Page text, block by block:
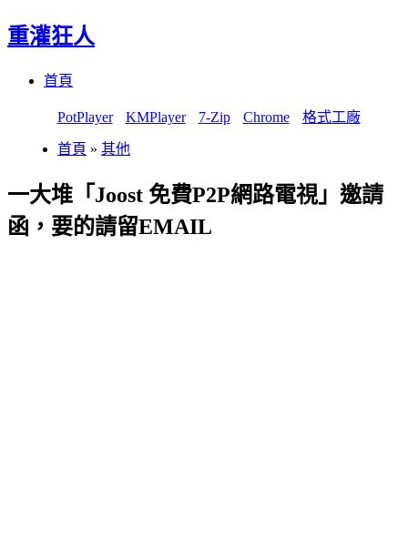
重灌狂人
首頁
PotPlayer KMPlayer 7-Zip Chrome 格式工廠
首頁 » 其他
一大堆「Joost 免費P2P網路電視」邀請
函，要的請留EMAIL